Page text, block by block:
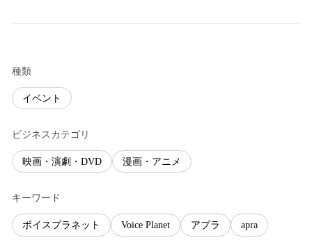
種類
イベント
ビジネスカテゴリ
映画・演劇・DVD 漫画・アニメ
キーワード
ボイスプラネット Voice Planet アプラ apra